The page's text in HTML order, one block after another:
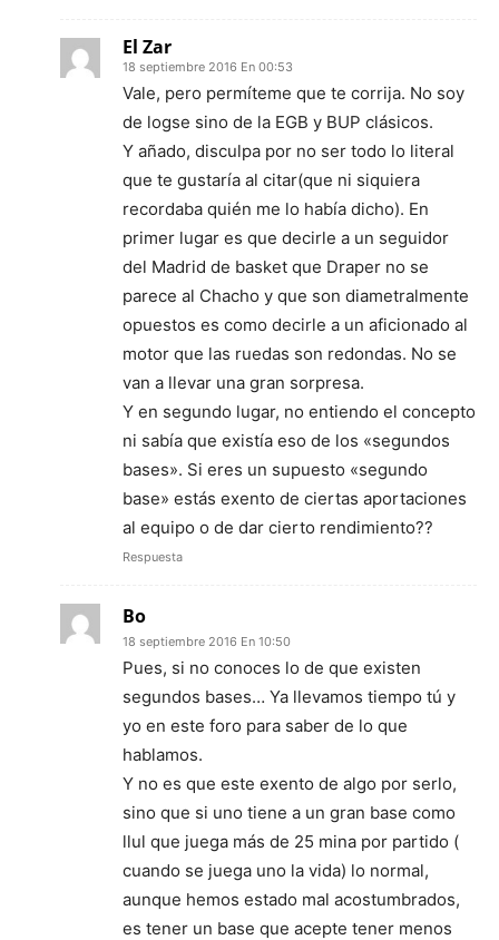
El Zar
18 septiembre 2016 En 00:53
Vale, pero permíteme que te corrija. No soy
de logse sino de la EGB y BUP clásicos.
Y añado, disculpa por no ser todo lo literal
que te gustaría al citar(que ni siquiera
recordaba quién me lo había dicho). En
primer lugar es que decirle a un seguidor
del Madrid de basket que Draper no se
parece al Chacho y que son diametralmente
opuestos es como decirle a un aficionado al
motor que las ruedas son redondas. No se
van a llevar una gran sorpresa.
Y en segundo lugar, no entiendo el concepto
ni sabía que existía eso de los «segundos
bases». Si eres un supuesto «segundo
base» estás exento de ciertas aportaciones
al equipo o de dar cierto rendimiento??
Respuesta
Bo
18 septiembre 2016 En 10:50
Pues, si no conoces lo de que existen
segundos bases… Ya llevamos tiempo tú y
yo en este foro para saber de lo que
hablamos.
Y no es que este exento de algo por serlo,
sino que si uno tiene a un gran base como
llul que juega más de 25 mina por partido (
cuando se juega uno la vida) lo normal,
aunque hemos estado mal acostumbrados,
es tener un base que acepte tener menos